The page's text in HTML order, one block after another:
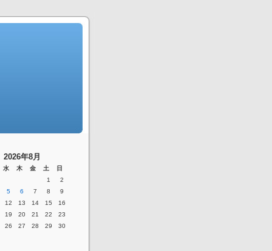
2026年8月
水 木 金 土 日
1
2
5 6 7 8
9
12 13 14 15
16
19 20 21 22
23
26 27 28 29
30